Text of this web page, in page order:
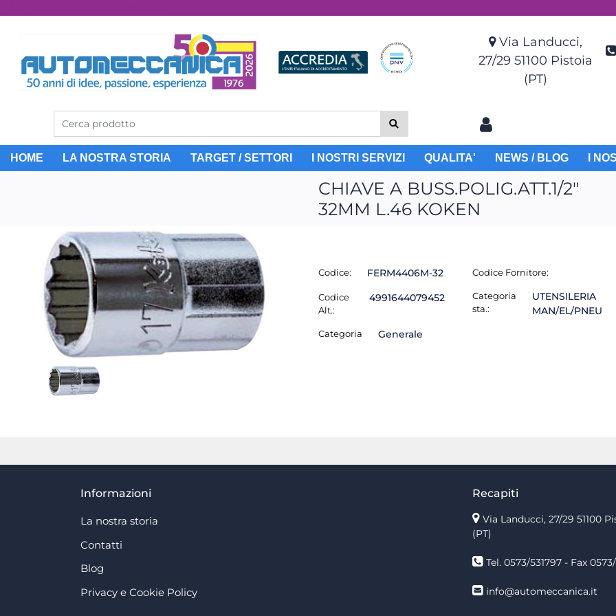
Via Landucci,
27/29 51100 Pistoia
(PT)
HOME LA NOSTRA STORIA TARGET / SETTORI I NOSTRI SERVIZI QUALITA' NEWS / BLOG I
CHIAVE A BUSS.POLIG.ATT.1/2"
32MM L.46 KOKEN
Codice: FERM4406M-32
Codice
Alt.:
4991644079452
Categoria Generale
Codice Fornitore:
Categoria
sta.:
UTENSILERIA
MAN/EL/PNEU
Informazioni
La nostra storia
Contatti
Blog
Privacy e Cookie Policy
Recapiti
Via Landucci, 27/29 51100
(PT)
Tel. 0573/531797 - Fax 0573/
info@automeccanica.it